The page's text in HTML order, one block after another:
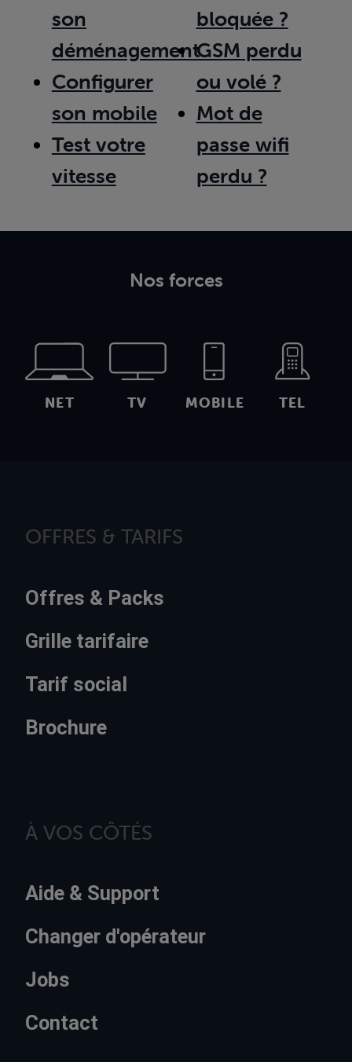
son
déménagement
Configurer
son mobile
Test votre
vitesse
bloquée ?
GSM perdu
ou volé ?
Mot de
passe wifi
perdu ?
Nos forces
NET TV MOBILE TEL
OFFRES & TARIFS
Offres & Packs
Grille tarifaire
Tarif social
Brochure
À VOS CÔTÉS
Aide & Support
Changer d'opérateur
Jobs
Contact